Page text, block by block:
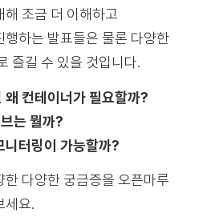
조금 더 이해하고
하는 발표들은 물론 다양한
즐길 수 있을 것입니다.
컨테이너가 필요할까?
는 뭘까?
니터링이 가능할까?
다양한 궁금증을 오픈마루
세요.